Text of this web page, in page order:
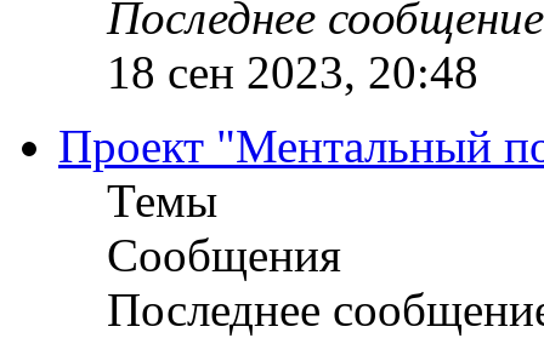
Последнее сообщение
18 сен 2023, 20:48
Проект "Ментальный
Темы
Сообщения
Последнее